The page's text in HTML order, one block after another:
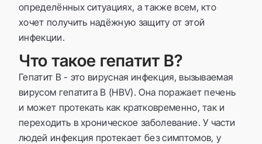
определённых ситуациях, а также всем, кто
хочет получить надёжную защиту от этой
инфекции.
Что такое гепатит B?
Гепатит B - это вирусная инфекция, вызываемая
вирусом гепатита B (HBV). Она поражает печень
и может протекать как кратковременно, так и
переходить в хроническое заболевание. У части
людей инфекция протекает без симптомов, у